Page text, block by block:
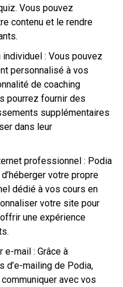
Vous pouvez
contenu et le rendre
: Vous pouvez
personnalisé à vos
de coaching
pourrez fournir des
supplémentaires
dans leur
professionnel : Podia
votre propre
dédié à vos cours en
votre site pour
une expérience
e-mail : Grâce à
d’e-mailing de Podia,
avec vos